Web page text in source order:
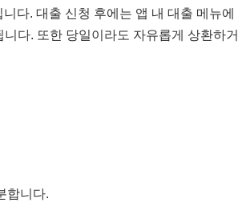
다. 대출 신청 후에는 앱 내 대출 메뉴에
다. 또한 당일이라도 자유롭게 상환하거
합니다.